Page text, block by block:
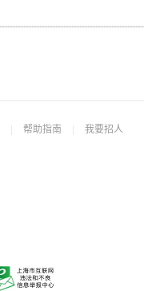
帮助指南 我要招人